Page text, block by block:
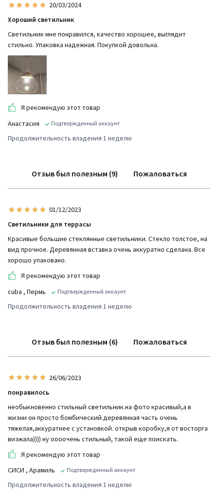
20/03/2024
Хороший светильник
Светильник мне понравился, качество хорошее, выглядит
стильно. Упаковка надежная. Покупкой довольна.
Я рекомендую этот товар
Анастасия
Подтвержденный аккаунт
Продолжительность владения 1 неделю
Отзыв был полезным (9) Пожаловаться
01/12/2023
Светильники для террасы
Красивые большие стеклянные светильники. Стекло толстое, на
вид прочное. Деревянная вставка очень аккуратно сделана. Все
хорошо упаковано.
Я рекомендую этот товар
cuba , Пермь Подтвержденный аккаунт
Продолжительность владения 1 неделю
Отзыв был полезным (6) Пожаловаться
26/06/2023
понравилось
необыкновенно стильный светильник.на фото красивый,а в
жизни он просто бомбический.деревянная часть очень
тяжелая,аккуратнее с установкой. открыв коробку,я от восторга
визжала)))) ну оооочень стильный, такой еще поискать.
Я рекомендую этот товар
СИСИ , Арамиль Подтвержденный аккаунт
Продолжительность владения 1 неделю